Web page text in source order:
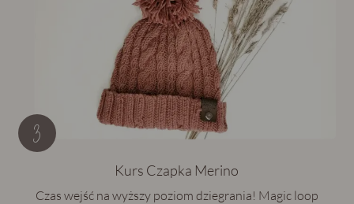
Kurs Czapka Merino
Czas wejść na wyższy poziom dziegrania! Magic loop